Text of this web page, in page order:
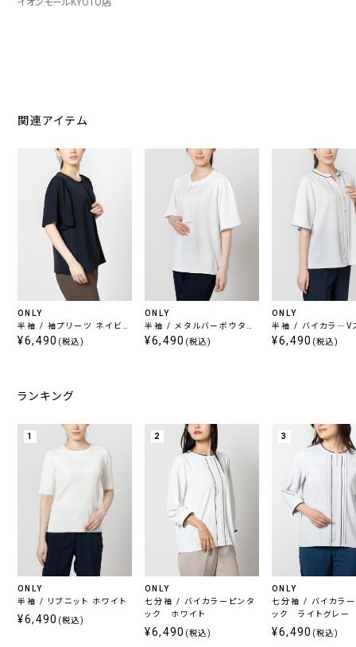
イオンモールKYOTO店
関連アイテム
ONLY
半袖 / 袖プリーツ ネイビー
ブラウス
¥6,490 (税込)
ONLY
半袖 / メタルバーボウタイ
ホワイトブラウス
¥6,490 (税込)
ONLY
半袖 / バイカラ―V
ホワイトブラウス
¥6,490 (税込)
ランキング
1
ONLY
半袖 / リブニット ホワイト
¥6,490 (税込)
2
ONLY
七分袖 / バイカラーピンタ
ック ホワイト
¥6,490 (税込)
3
ONLY
七分袖 / バイカラ
ック ライトグレー
¥6,490 (税込)